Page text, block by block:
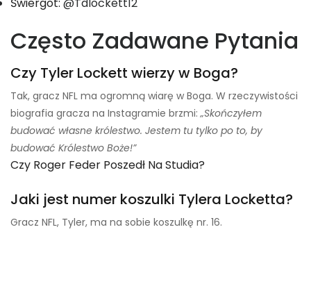
Świergot: @Tdlockett12
Często Zadawane Pytania
Czy Tyler Lockett wierzy w Boga?
Tak, gracz NFL ma ogromną wiarę w Boga. W rzeczywistości
biografia gracza na Instagramie brzmi:„Skończyłem
budować własne królestwo. Jestem tu tylko po to, by
budować Królestwo Boże!”
Czy Roger Feder Poszedł Na Studia?
Jaki jest numer koszulki Tylera Locketta?
Gracz NFL, Tyler, ma na sobie koszulkę nr. 16.